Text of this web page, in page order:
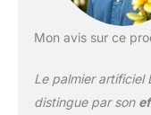
Mon avis sur ce
Le palmier artificiel
distingue par son